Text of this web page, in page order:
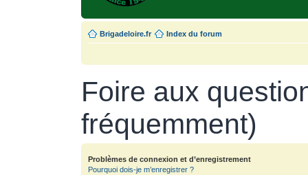
Brigadeloire.fr Index du forum
Foire aux
fréquemment)
Problèmes de connexion et d’enregistrement
Pourquoi dois-je m’enregistrer ?